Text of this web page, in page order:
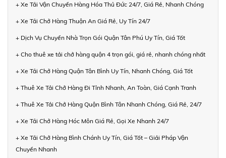
+ Xe Tải Vận Chuyển Hàng Hóa Thủ Đức 24/7, Giá Rẻ, Nhanh Chóng
+ Xe Tải Chở Hàng Thuận An Giá Rẻ, Uy Tín 24/7
+ Dịch Vụ Chuyển Nhà Trọn Gói Quận Tân Phú Uy Tín, Giá Tốt
+ Cho thuê xe tải chở hàng quận 4 trọn gói, giá rẻ, nhanh chóng nhất
+ Xe Tải Chở Hàng Quận Tân Bình Uy Tín, Nhanh Chóng, Giá Tốt
+ Thuê Xe Tải Chở Hàng Đi Tỉnh Nhanh, An Toàn, Giá Cạnh Tranh
+ Thuê Xe Tải Chở Hàng Quận Bình Tân Nhanh Chóng, Giá Rẻ, 24/7
+ Xe Tải Chở Hàng Hóc Môn Giá Rẻ, Gọi Xe Nhanh 24/7
+ Xe Tải Chở Hàng Bình Chánh Uy Tín, Giá Tốt – Giải Pháp Vận
Chuyển Nhanh